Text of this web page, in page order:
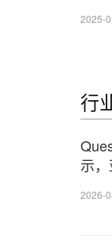
2025-
行
示
2026-